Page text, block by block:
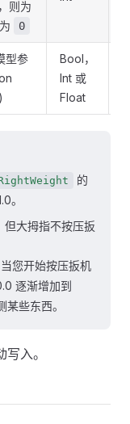
则为
0
型参
Bool，
Int 或
Float
的
。
但大拇指不按压扳
您开始按压扳机
逐渐增加到
些东西。
入。